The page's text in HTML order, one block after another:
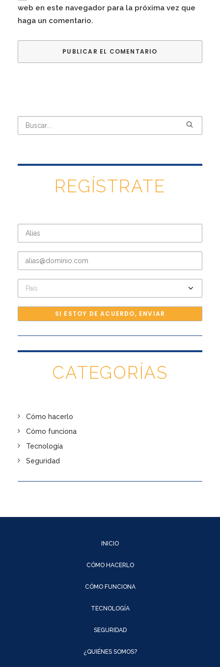
web en este navegador para la próxima vez que
haga un comentario.
REGÍSTRATE
CATEGORÍAS
Cómo hacerlo
Cómo funciona
Tecnología
Seguridad
INICIO
CÓMO HACERLO
CÓMO FUNCIONA
TECNOLOGÍA
SEGURIDAD
¿QUIÉNES SOMOS?